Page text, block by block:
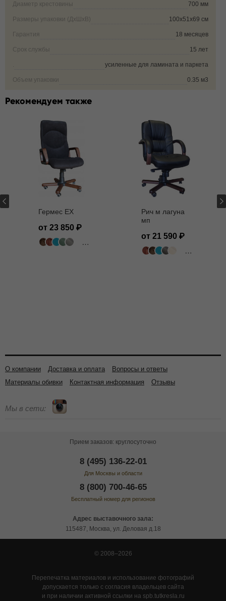
Диаметр крестовины 700 мм
Размеры упаковки (ДxШxВ) 100х51х69 см
Гарантия 18 месяцев
Срок службы 15 лет
. усиленные для ламината и паркета
Объем упаковки 0.35 м3
Рекомендуем также
Гермес EX
от 23 850
502 цвета
Рич м лагуна
мп
от 21 590
502 цвета
О компании Доставка и оплата
Вопросы и ответы
Материалы обивки
Контактная информация Отзывы
Мы в сети:
Прием заказов: круглосуточно
8 (495) 136-22-01
Для Москвы и области
8 (800) 700-46-65
Бесплатный номер для регионов
Адрес выставочного зала:
115487, Москва, ул. Деловая д.18
© 2008–2026
Перепечатка материалов и использование фотографий
допускается только с согласия владельцев сайта
и при наличии активной ссылки на spb.tutkresla.ru